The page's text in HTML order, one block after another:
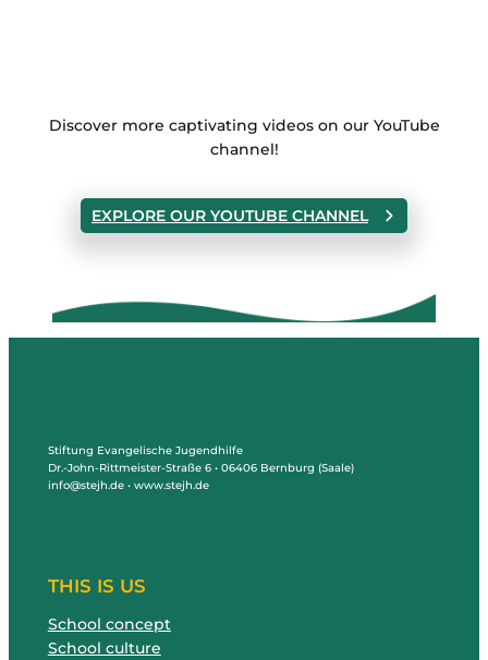
Discover more captivating videos on our YouTube
channel!
EXPLORE OUR YOUTUBE CHANNEL
Stiftung Evangelische Jugendhilfe
Dr.-John-Rittmeister-Straße 6 • 06406 Bernburg (Saale)
info@stejh.de • www.stejh.de
THIS IS US
School concept
School culture